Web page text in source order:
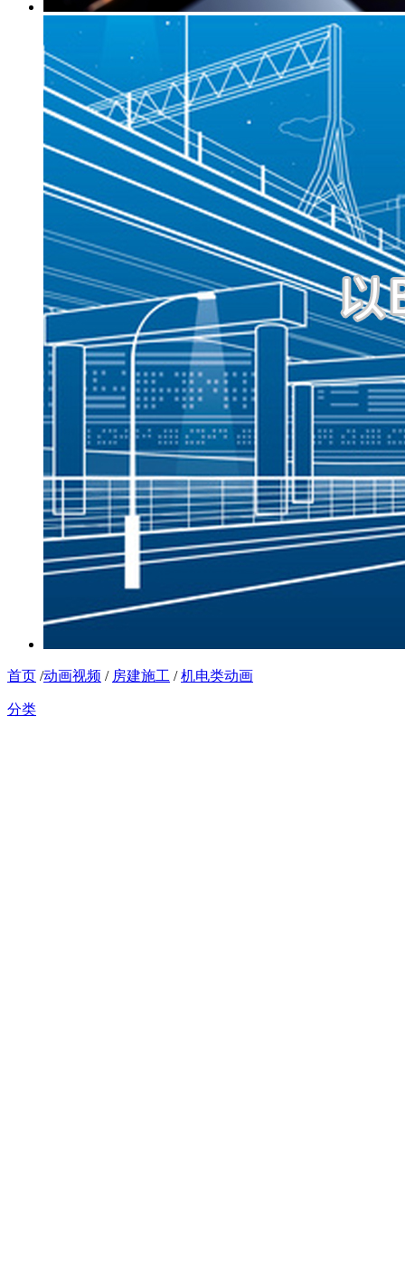
首页 /动画视频 / 房建施工 /机电类动画
分类